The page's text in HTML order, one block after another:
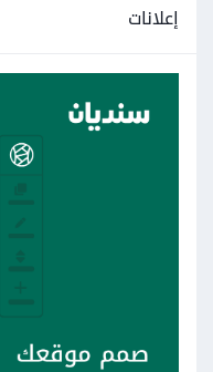
إعلانات